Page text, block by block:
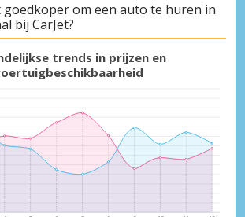
goedkoper om een auto te huren in
bij CarJet?
trends in prijzen en